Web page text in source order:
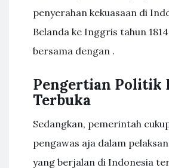
penyerahan kekuasaan di
Belanda ke Inggris tahun
bersama dengan .
Pengertian Politik
Terbuka
Sedangkan, pemerintah
pengawas aja dalam
yang berjalan di Indonesia